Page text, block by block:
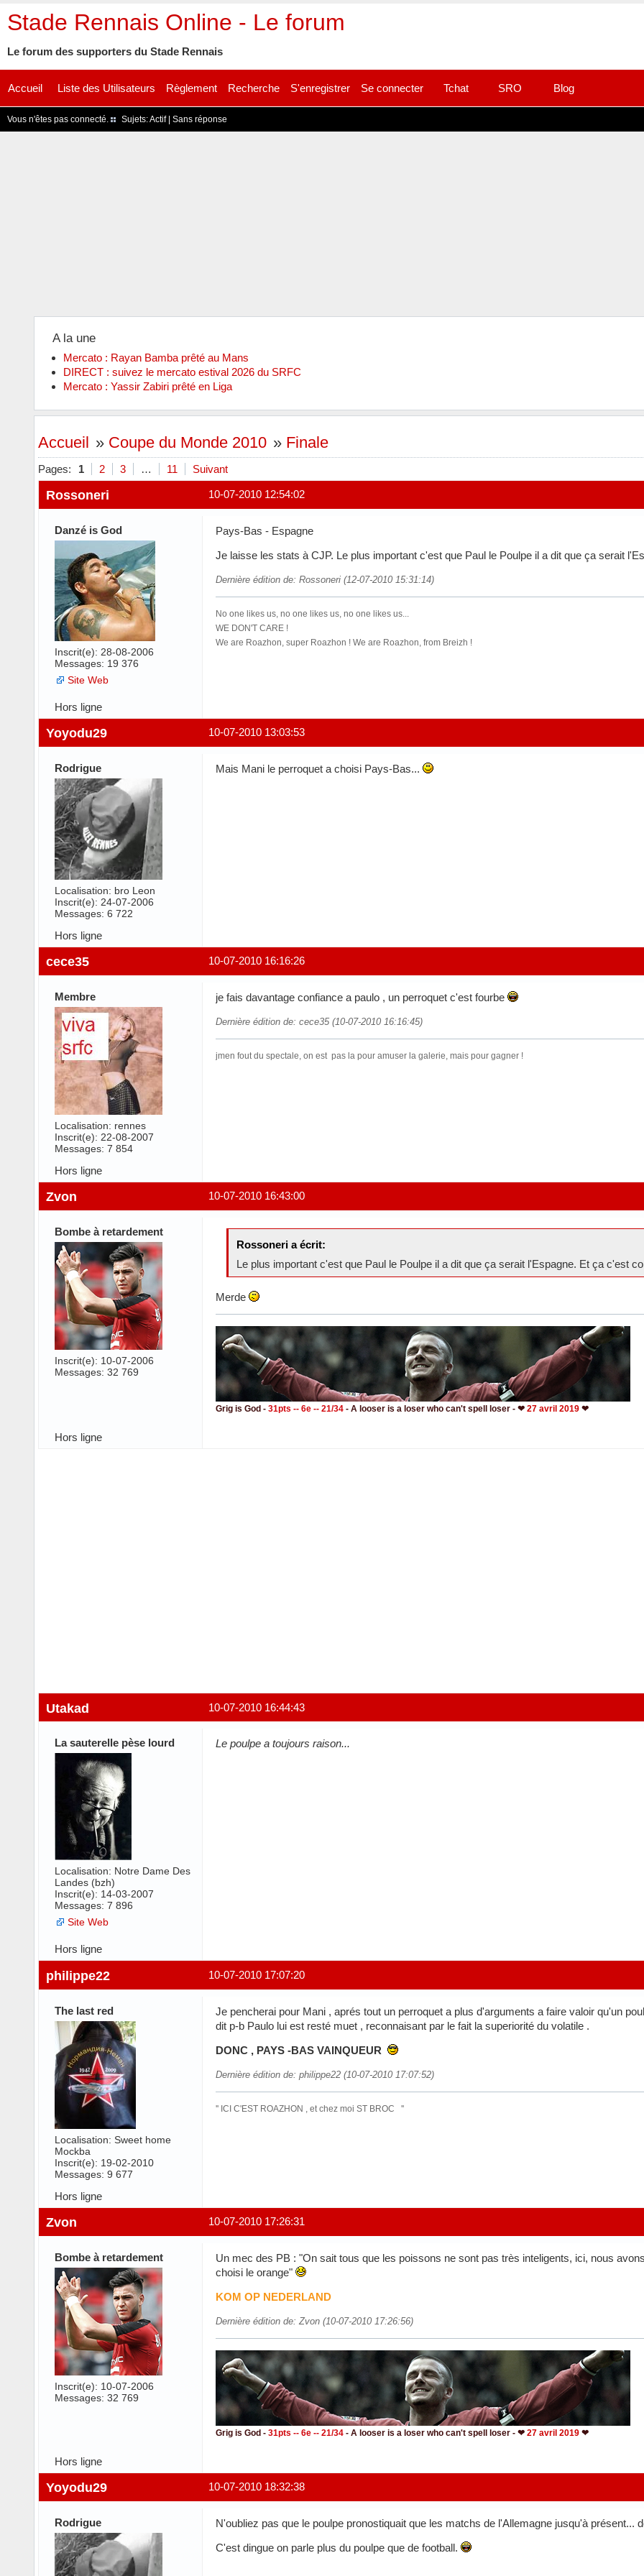
Stade Rennais Online - Le forum
Le forum des supporters du Stade Rennais
Accueil Liste des Utilisateurs Règlement Recherche S'enregistrer Se connecter Tchat SRO Blog
Vous n'êtes pas connecté. Sujets:Actif| Sans réponse
A la une
Mercato : Rayan Bamba prêté au Mans
DIRECT : suivez le mercato estival 2026 du SRFC
Mercato : Yassir Zabiri prêté en Liga
Accueil » Coupe du Monde 2010 » Finale
Pages: 1 2 3 … 11 Suivant
10-07-2010 12:54:02
Rossoneri
Danzé is God
Inscrit(e): 28-08-2006
Messages: 19 376
Site Web
Pays-Bas - Espagne
Je laisse les stats à CJP. Le plus important c'est que Paul le Poulpe il a dit que ça serait
Dernière édition de: Rossoneri (12-07-2010 15:31:14)
No one likes us, no one likes us, no one likes us...
WE DON'T CARE !
We are Roazhon, super Roazhon ! We are Roazhon, from Breizh !
Hors ligne
10-07-2010 13:03:53
Yoyodu29
Rodrigue
Localisation: bro Leon
Inscrit(e): 24-07-2006
Messages: 6 722
Mais Mani le perroquet a choisi Pays-Bas...
Hors ligne
10-07-2010 16:16:26
cece35
Membre
Localisation: rennes
Inscrit(e): 22-08-2007
Messages: 7 854
je fais davantage confiance a paulo , un perroquet c'est fourbe
Dernière édition de: cece35 (10-07-2010 16:16:45)
jmen fout du spectale, on est pas la pour amuser la galerie, mais pour gagner !
Hors ligne
10-07-2010 16:43:00
Zvon
Bombe à retardement
Inscrit(e): 10-07-2006
Messages: 32 769
Rossoneri a écrit:
Le plus important c'est que Paul le Poulpe il a dit que ça serait l'Espagne. Et ça c'est
Merde
Grig is God -31pts -- 6e -- 21/34- A looser is a loser who can't spell loser - ❤27 avril 2019 ❤
Hors ligne
10-07-2010 16:44:43
Utakad
La sauterelle pèse lourd
Localisation: Notre Dame Des
Landes (bzh)
Inscrit(e): 14-03-2007
Messages: 7 896
Site Web
Le poulpe a toujours raison...
Hors ligne
10-07-2010 17:07:20
philippe22
The last red
Localisation: Sweet home
Mockba
Inscrit(e): 19-02-2010
Messages: 9 677
Je pencherai pour Mani , aprés tout un perroquet a plus d'arguments a faire valoir qu'un
dit p-b Paulo lui est resté muet , reconnaisant par le fait la superiorité du volatile .
DONC , PAYS -BAS VAINQUEUR
Dernière édition de: philippe22 (10-07-2010 17:07:52)
'' ICI C'EST ROAZHON , et chez moi ST BROC ''
Hors ligne
10-07-2010 17:26:31
Zvon
Bombe à retardement
Inscrit(e): 10-07-2006
Messages: 32 769
Un mec des PB : "On sait tous que les poissons ne sont pas très inteligents, ici, nous
choisi le orange"
KOM OP NEDERLAND
Dernière édition de: Zvon (10-07-2010 17:26:56)
Grig is God -31pts -- 6e -- 21/34- A looser is a loser who can't spell loser - ❤27 avril 2019 ❤
Hors ligne
10-07-2010 18:32:38
Yoyodu29
Rodrigue
N'oubliez pas que le poulpe pronostiquait que les matchs de l'Allemagne jusqu'à présent...
C'est dingue on parle plus du poulpe que de football.